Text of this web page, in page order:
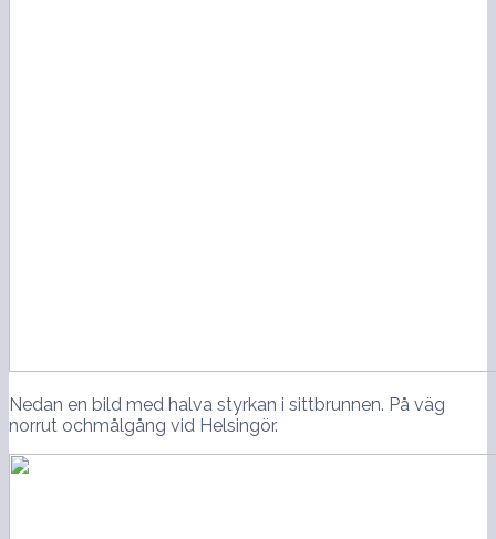
Nedan en bild med halva styrkan i sittbrunnen. På väg
norrut ochmålgång vid Helsingör.